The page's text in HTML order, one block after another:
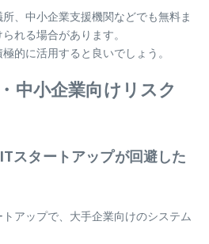
、中小企業支援機関などでも無料ま
れる場合があります。
的に活用すると良いでしょう。
中小企業向けリスク
スタートアップが回避した
アップで、大手企業向けのシステム